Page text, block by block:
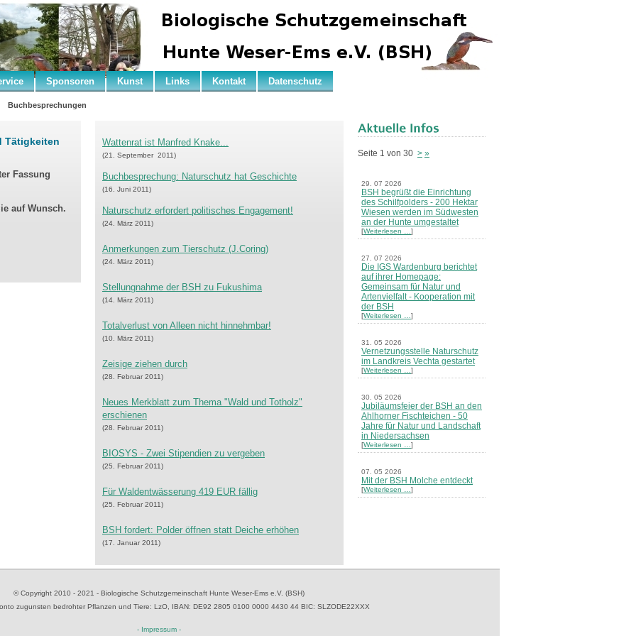
Sponsoren Kunst Links Kontakt Datenschutz
Buchbesprechungen
Tätigkeiten
Fassung
auf Wunsch.
Wattenrat ist Manfred Knake...
(21. September 2011)
Buchbesprechung: Naturschutz hat Geschichte
(16. Juni 2011)
Naturschutz erfordert politisches Engagement!
(24. März 2011)
Anmerkungen zum Tierschutz (J.Coring)
(24. März 2011)
Stellungnahme der BSH zu Fukushima
(14. März 2011)
Totalverlust von Alleen nicht hinnehmbar!
(10. März 2011)
Zeisige ziehen durch
(28. Februar 2011)
Neues Merkblatt zum Thema "Wald und Totholz"
erschienen
(28. Februar 2011)
BIOSYS - Zwei Stipendien zu vergeben
(25. Februar 2011)
Für Waldentwässerung 419 EUR fällig
(25. Februar 2011)
BSH fordert: Polder öffnen statt Deiche erhöhen
(17. Januar 2011)
Seite 1 von 30 > »
29. 07 2026
BSH begrüßt die Einrichtung
des Schilfpolders - 200 Hektar
Wiesen werden im Südwesten
an der Hunte umgestaltet
[Weiterlesen … ]
27. 07 2026
Die IGS Wardenburg berichtet
auf ihrer Homepage:
Gemeinsam für Natur und
Artenvielfalt - Kooperation mit
der BSH
[Weiterlesen … ]
31. 05 2026
Vernetzungsstelle Naturschutz
im Landkreis Vechta gestartet
[Weiterlesen … ]
30. 05 2026
Jubiläumsfeier der BSH an den
Ahlhorner Fischteichen - 50
Jahre für Natur und Landschaft
in Niedersachsen
[Weiterlesen … ]
07. 05 2026
Mit der BSH Molche entdeckt
[Weiterlesen … ]
20. 03 2026
Goldenstedt ihre Projekte vor
© Copyright 2010 - 2021 - Biologische Schutzgemeinschaft Hunte Weser-Ems e.V. (BSH)
zugunsten bedrohter Pflanzen und Tiere: LzO, IBAN: DE92 2805 0100 0000 4430 44 BIC: SLZODE22XXX
- Impressum -